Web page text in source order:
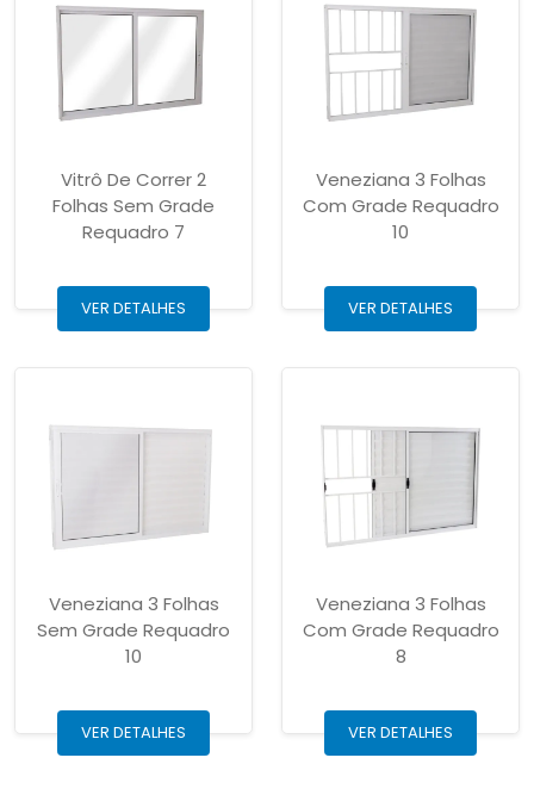
Vitrô De Correr 2
Folhas Sem Grade
Requadro 7
VER DETALHES
Veneziana 3 Folhas
Com Grade Requadro
10
VER DETALHES
Veneziana 3 Folhas
Sem Grade Requadro
10
VER DETALHES
Veneziana 3 Folhas
Com Grade Requadro
8
VER DETALHES